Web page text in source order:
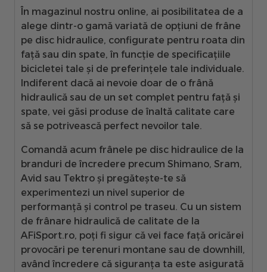
În magazinul nostru online, ai posibilitatea de a
alege dintr-o gamă variată de opțiuni de frâne
pe disc hidraulice, configurate pentru roata din
față sau din spate, în funcție de specificațiile
bicicletei tale și de preferințele tale individuale.
Indiferent dacă ai nevoie doar de o frână
hidraulică sau de un set complet pentru față și
spate, vei găsi produse de înaltă calitate care
să se potrivească perfect nevoilor tale.
Comandă acum frânele pe disc hidraulice de la
branduri de încredere precum Shimano, Sram,
Avid sau Tektro și pregătește-te să
experimentezi un nivel superior de
performanță și control pe traseu. Cu un sistem
de frânare hidraulică de calitate de la
AFiSport.ro, poți fi sigur că vei face față oricărei
provocări pe terenuri montane sau de downhill,
având încredere că siguranța ta este asigurată